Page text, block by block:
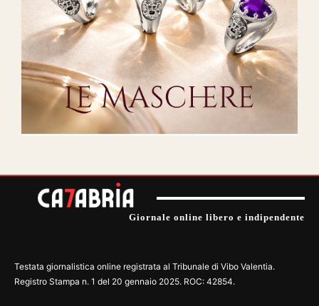
Giornale online libero e indipendente
Testata giornalistica online registrata al Tribunale di Vibo Valentia.
Registro Stampa n. 1 del 20 gennaio 2025. ROC: 42854.